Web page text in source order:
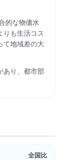
的な物価水
りも生活コス
て地域差の大
あり、都市部
全国比